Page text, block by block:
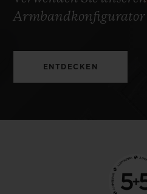
Armbandkonfigurator
ENTDECKEN